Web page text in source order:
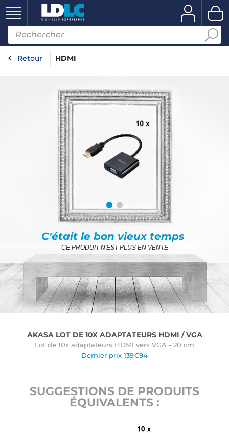
Retour HDMI
C'était le bon vieux temps
CE PRODUIT N'EST PLUS EN VENTE
AKASA LOT DE 10X ADAPTATEURS HDMI / VGA
Lot de 10x adaptateurs HDMI vers VGA - 20 cm
Dernier prix 139€94
SUGGESTIONS DE PRODUITS
ÉQUIVALENTS :